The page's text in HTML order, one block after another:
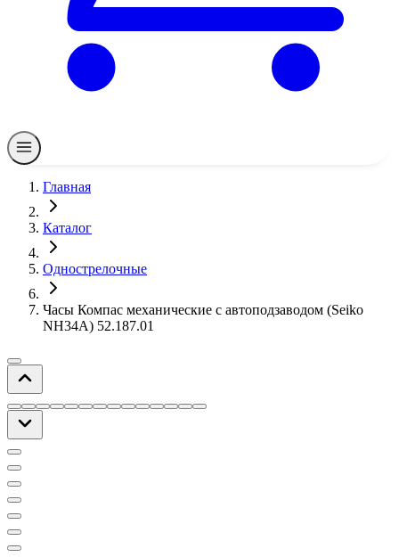
Главная
Каталог
Однострелочные
Часы Компас механические с автоподзаводом (Seiko
NH34A) 52.187.01